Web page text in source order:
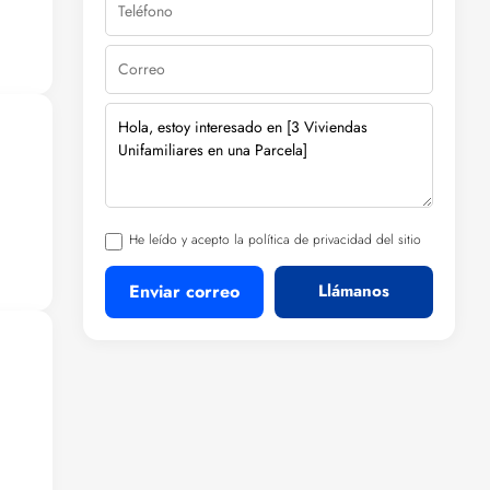
He leído y acepto la política de privacidad del sitio
Enviar correo Llámanos